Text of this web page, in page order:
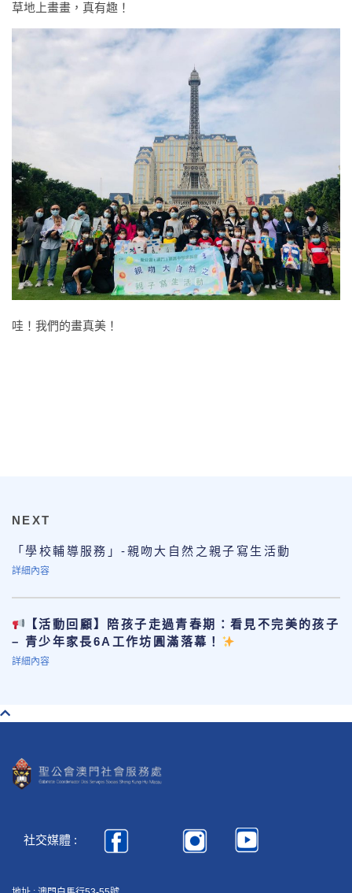
草地上畫畫，真有趣！
哇！我們的畫真美！
NEXT
「學校輔導服務」-親吻大自然之親子寫生活動
詳細內容
【活動回顧】陪孩子走過青春期：看見不完美的孩子
– 青少年家長6A工作坊圓滿落幕！
詳細內容
社交媒體 :